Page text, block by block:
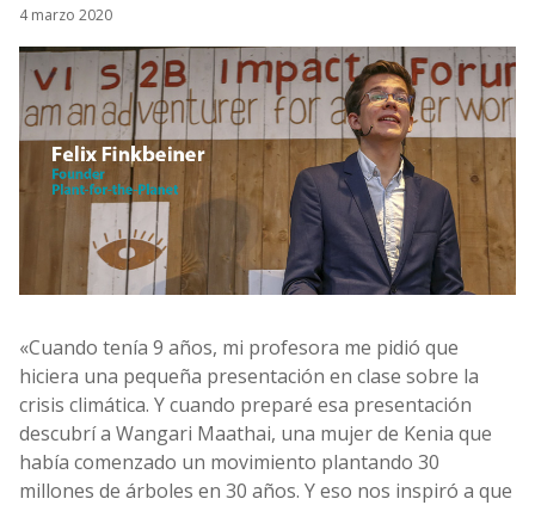
4 marzo 2020
«Cuando tenía 9 años, mi profesora me pidió que
hiciera una pequeña presentación en clase sobre la
crisis climática. Y cuando preparé esa presentación
descubrí a Wangari Maathai, una mujer de Kenia que
había comenzado un movimiento plantando 30
millones de árboles en 30 años. Y eso nos inspiró a que